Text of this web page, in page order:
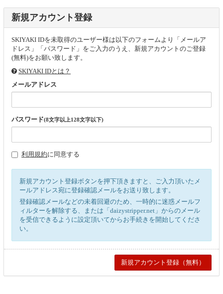
新規アカウント登録
SKIYAKI IDを未取得のユーザー様は以下のフォームより「メールア
ドレス」「パスワード」をご入力のうえ、新規アカウントのご登録
(無料)をお願い致します。
SKIYAKI IDとは？
メールアドレス
パスワード(8文字以上128文字以下)
利用規約に同意する
新規アカウント登録ボタンを押下頂きますと、ご入力頂いたメ
ールアドレス宛に登録確認メールをお送り致します。
登録確認メールなどの未着回避のため、一時的に迷惑メールフ
ィルターを解除する、または「daizystripper.net」からのメール
を受信できるように設定頂いてからお手続きを開始してくださ
い。